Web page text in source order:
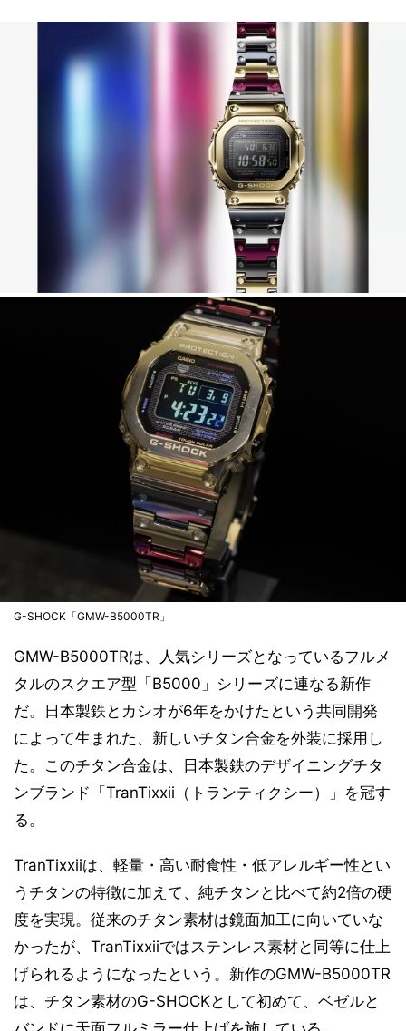
G-SHOCK「GMW-B5000TR」
GMW-B5000TRは、人気シリーズとなっているフルメ
タルのスクエア型「B5000」シリーズに連なる新作
だ。日本製鉄とカシオが6年をかけたという共同開発
によって生まれた、新しいチタン合金を外装に採用し
た。このチタン合金は、日本製鉄のデザイニングチタ
ンブランド「TranTixxii（トランティクシー）」を冠す
る。
TranTixxiiは、軽量・高い耐食性・低アレルギー性とい
うチタンの特徴に加えて、純チタンと比べて約2倍の硬
度を実現。従来のチタン素材は鏡面加工に向いていな
かったが、TranTixxiiではステンレス素材と同等に仕上
げられるようになったという。新作のGMW-B5000TR
は、チタン素材のG-SHOCKとして初めて、ベゼルと